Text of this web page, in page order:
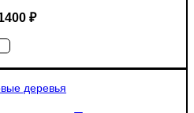
₽
деревья